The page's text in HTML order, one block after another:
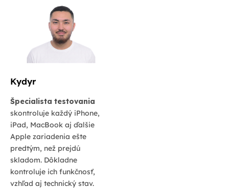
Kydyr
Špecialista testovania
skontroluje každý iPhone,
iPad, MacBook aj ďalšie
Apple zariadenia ešte
predtým, než prejdú
skladom. Dôkladne
kontroluje ich funkčnosť,
vzhľad aj technický stav.